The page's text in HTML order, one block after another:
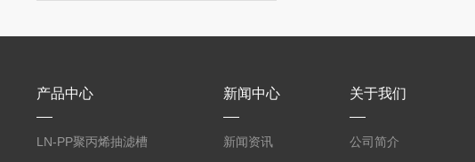
产品中心
LN-PP聚丙烯抽滤槽
新闻中心
新闻资讯
关于我们
公司简介